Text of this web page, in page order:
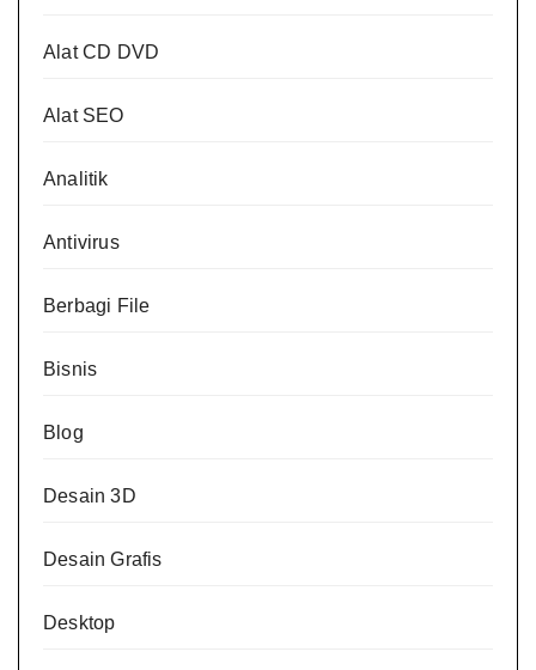
Alat CD DVD
Alat SEO
Analitik
Antivirus
Berbagi File
Bisnis
Blog
Desain 3D
Desain Grafis
Desktop